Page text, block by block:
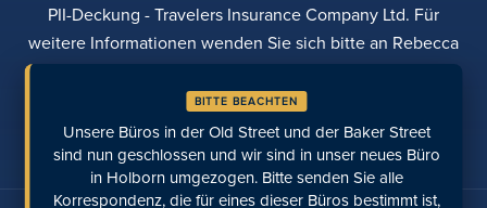
PII-Deckung - Travelers Insurance Company Ltd. Für
weitere Informationen wenden Sie sich bitte an Rebecca
DATENSCHUTZBESTIMMUNGEN BEANSTANDUNGEN
TRANSPARENZ DIVERSITÄT
EINE ZAHLUNG LEISTEN STANDORTE
ZULETZT AUFGERUFENE SEITEN
BITTE BEACHTEN
Unsere Büros in der Old Street und der Baker Street
sind nun geschlossen und wir sind in unser neues Büro
in Holborn umgezogen. Bitte senden Sie alle
Korrespondenz, die für eines dieser Büros bestimmt ist,